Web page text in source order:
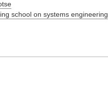
school on systems engineering